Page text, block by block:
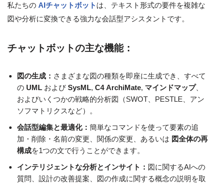
私たちの AIチャットボット は、テキスト形式の要件を複雑な
図や分析に変換できる強力な会話型アシスタントです。
チャットボットの主な機能：
図の生成： さまざまな図の種類を即座に生成でき、すべて
の UML および SysML, C4 ArchiMate, マインドマップ、
およびいくつかの戦略的分析図（SWOT、PESTLE、アン
ソフマトリクスなど）。
会話型編集と最適化： 簡単なコマンドを使って要素の追
加・削除・名前の変更、関係の変更、あるいは 図全体の再
構成を1つの文で行うことができます。
インテリジェントな分析とインサイト： 図に関するAIへの
質問、設計の改善提案、図の作成に関する概念の説明を取